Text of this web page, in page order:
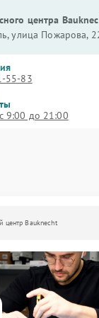
центра
улица Пожарова,
55-83
9:00 до 21:00
центр Bauknecht